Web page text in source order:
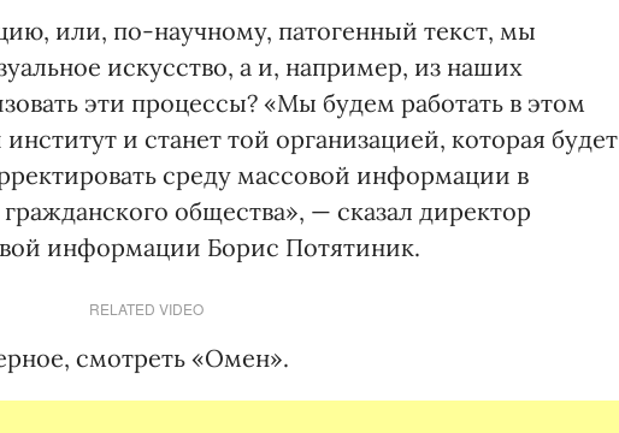
или, по-научному, патогенный текст, мы
искусство, а и, например, из наших
эти процессы? «Мы будем работать в этом
и станет той организацией, которая будет
среду массовой информации в
общества», — сказал директор
информации Борис Потятиник.
RELATED VIDEO
смотреть «Омен».